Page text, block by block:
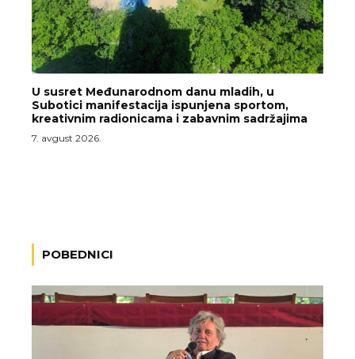
U susret Međunarodnom danu mladih, u
Subotici manifestacija ispunjena sportom,
kreativnim radionicama i zabavnim sadržajima
7. avgust 2026.
POBEDNICI